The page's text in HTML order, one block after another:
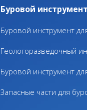
Буровой инструмент
Буровой инструмент
Геологоразведочный
Буровой инструмент
Запасные части для